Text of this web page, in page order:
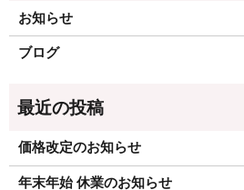
お知らせ
ブログ
価格改定のお知らせ
年末年始 休業のお知らせ